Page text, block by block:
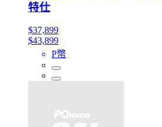
特仕
$37,899
$43,899
P幣